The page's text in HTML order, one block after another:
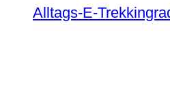
Alltags-E-